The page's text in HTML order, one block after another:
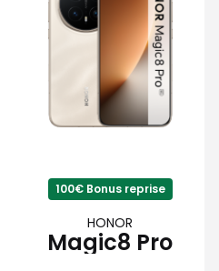
100€ Bonus reprise
HONOR
Magic8 Pro